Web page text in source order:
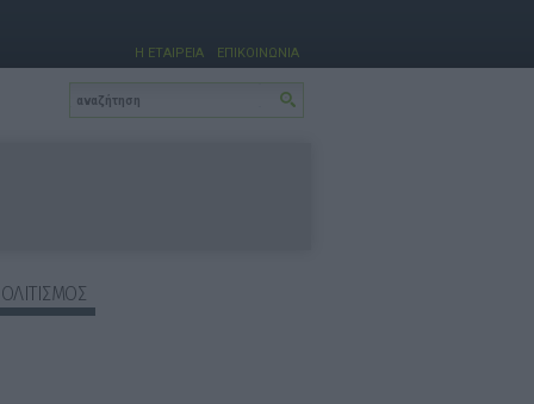
Η ΕΤΑΙΡΕΙΑ ΕΠΙΚΟΙΝΩΝΙΑ